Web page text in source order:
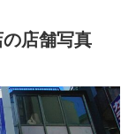
店舗写真